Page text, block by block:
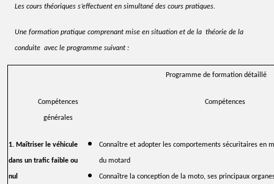
Les cours théoriques s’effectuent en simultané des cours pratiques.
Une formation pratique comprenant mise en situation et de la théorie de la
conduite avec le programme suivant :
Programme de formation détaillé
Compétences
générales
Compétences
1. Maîtriser le véhicule
dans un trafic faible ou
nul
Connaître et adopter les comportements sécuritaires en
du motard
Connaître la conception de la moto, ses principaux